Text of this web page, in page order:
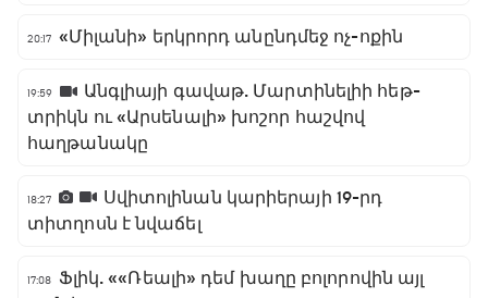
20:17 «Միլանի» երկրորդ անընդմեջ ոչ-ոքին
19:59
Անգլիայի գավաթ. Մարտինելիի հեթ-
տրիկն ու «Արսենալի» խոշոր հաշվով
հաղթանակը
18:27
Սվիտոլինան կարիերայի 19-րդ
տիտղոսն է նվաճել
17:08
Ֆլիկ. ««Ռեալի» դեմ խաղը բոլորովին այլ